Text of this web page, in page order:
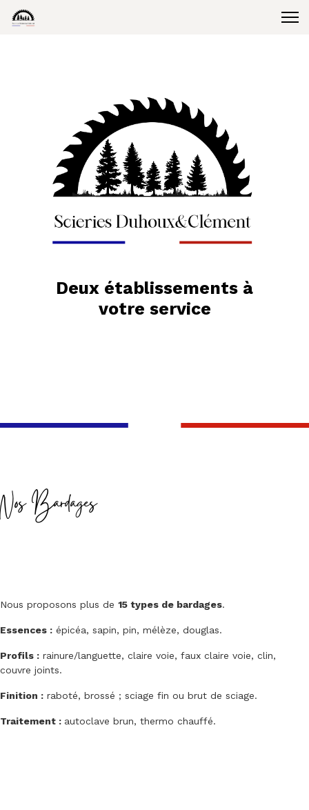
Deux établissements à
votre service
Nos Bardages
Nous proposons plus de 15 types de bardages.
Essences : épicéa, sapin, pin, mélèze, douglas.
Profils : rainure/languette, claire voie, faux claire voie, clin,
couvre joints.
Finition : raboté, brossé ; sciage fin ou brut de sciage.
Traitement : autoclave brun, thermo chauffé.